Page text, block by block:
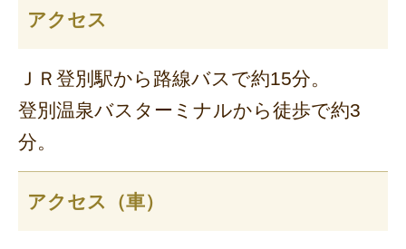
アクセス
ＪＲ登別駅から路線バスで約15分。
登別温泉バスターミナルから徒歩で約3
分。
アクセス（車）